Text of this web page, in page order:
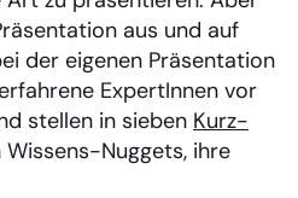
aus und auf
der eigenen Präsentation
ExpertInnen vor
stellen in sieben Kurz-
Wissens-Nuggets, ihre